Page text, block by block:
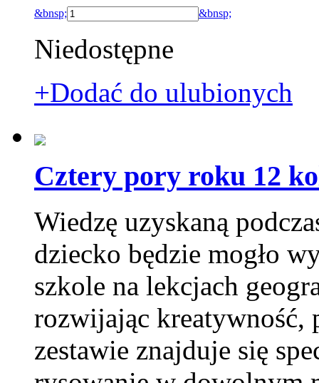
&bnsp; &bnsp;
Niedostępne
+Dodać do ulubionych
Cztery pory roku 12
Wiedzę uzyskaną
dziecko będzie mogło
szkole na lekcjach
rozwijając kreatywność,
zestawie znajduje się